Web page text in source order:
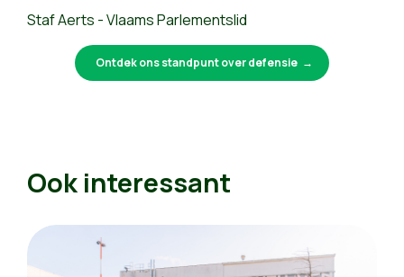
Staf Aerts - Vlaams Parlementslid
Ontdek ons standpunt over defensie
Ook interessant